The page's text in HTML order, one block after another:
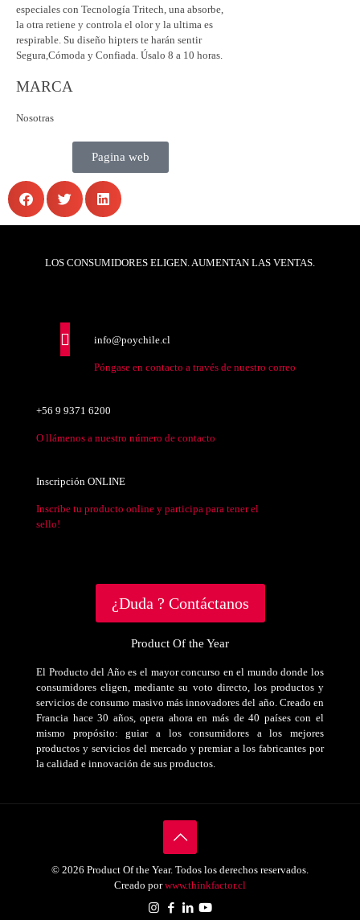
especiales con Tecnología Tritech, una absorbe,
la otra retiene y controla el olor y la ultima es
respirable. Su diseño hipters te harán sentir
Segura,Cómoda y Confiada. Úsalo 8 a 10 horas.
MARCA
Nosotras
Pagina web
LOS CONSUMIDORES ELIGEN. AUMENTAN LAS VENTAS.
info@poychile.cl
Póngase en contacto a través de nuestro correo
+56 9 9371 6200
O llámenos a nuestro número de contacto
Inscripción ONLINE
Inscribe tu producto online y participa para tener el
sello!
¿Duda ? Contáctanos
Product Of the Year
El Producto del Año es el mayor concurso en el mundo donde los
consumidores eligen, mediante su voto directo, los productos y
servicios de consumo masivo más innovadores del año. Creado en
Francia hace 30 años, opera ahora en más de 40 países con el
mismo propósito: guiar a los consumidores a los mejores
productos y servicios del mercado y premiar a los fabricantes por
la calidad e innovación de sus productos.
© 2026 Product Of the Year. Todos los derechos reservados.
Creado porwww.thinkfactor.cl